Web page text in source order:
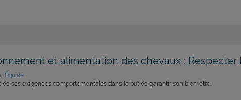
et alimentation des chevaux :
: Équidé
de ses exigences comportementales dans le but de garantir son bien-être.